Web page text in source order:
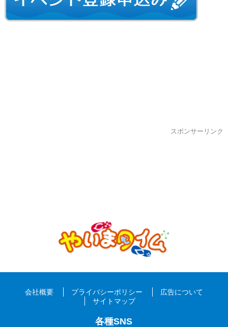
スポンサーリンク
会社概要 プライバシーポリシー
広告について
サイトマップ
各種SNS